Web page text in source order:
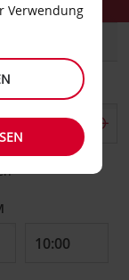
Verwendung